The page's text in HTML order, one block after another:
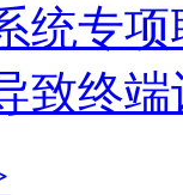
统专
致终